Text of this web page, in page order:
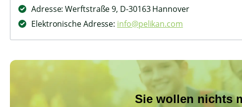
Adresse: Werftstraße 9, D-30163 Hannover
Elektronische Adresse: info@pelikan.com
Sie wollen nichts